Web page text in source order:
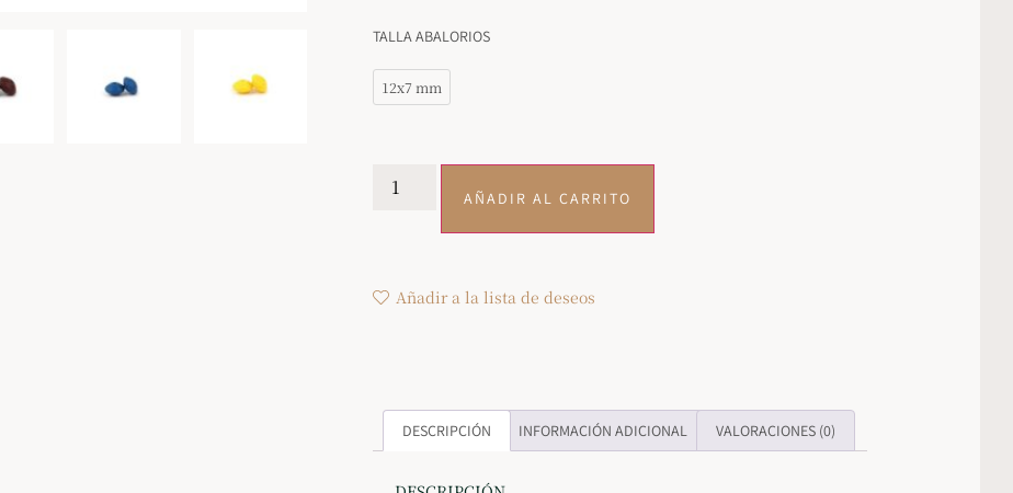
TALLA ABALORIOS
12x7 mm
AÑADIR AL CARRITO
Añadir a la lista de deseos
DESCRIPCIÓN INFORMACIÓN ADICIONAL VALORACIONES (0)